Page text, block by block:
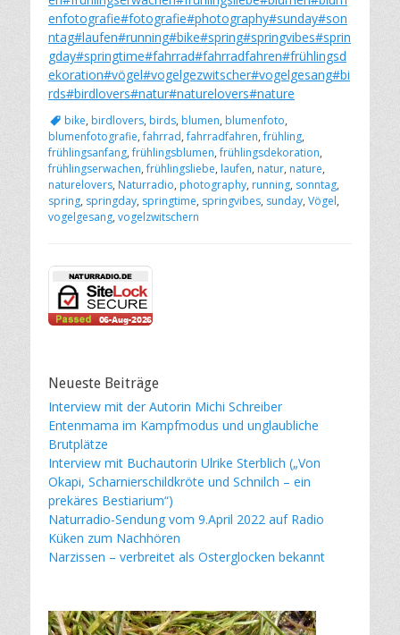
enfotografie#fotografie#photography#sunday#son
ntag#laufen#running#bike#spring#springvibes#sprin
gday#springtime#fahrrad#fahrradfahren#frühlingsd
ekoration#vögel#vogelgezwitscher#vogelgesang#bi
rds#birdlovers#natur#naturelovers#nature
Schlagworte
bike, birdlovers, birds, blumen, blumenfoto,
blumenfotografie,fahrrad,fahrradfahren,frühling,
frühlingsanfang,frühlingsblumen,frühlingsdekoration,
frühlingserwachen,frühlingsliebe, laufen, natur, nature,
naturelovers, Naturradio, photography, running, sonntag,
spring, springday, springtime, springvibes, sunday, Vögel,
vogelgesang, vogelzwitschern
Neueste Beiträge
Interview mit der Autorin Michi Schreiber
Entenmama im Kampfmodus und unglaubliche
Brutplätze
Interview mit Buchautorin Ulrike Sterblich („Von
Okapi, Scharnierschildkröte und Schnilch – ein
prekäres Bestiarium“)
Naturradio-Sendung vom 9.April 2022 auf Radio
Küken zum Nachhören
Narzissen – verbreitet als Osterglocken bekannt